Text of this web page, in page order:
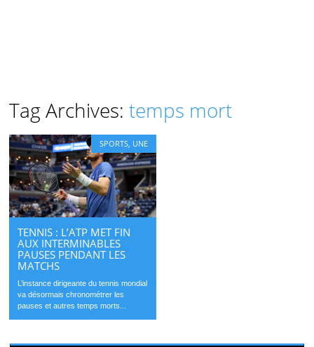
Tag Archives:temps mort
SPORTS UNE
TENNIS : L’ATP MET FIN
AUX INTERMINABLES
PAUSES PENDANT LES
MATCHS
L’instance dirigeante du tennis mondial
va désormais chronométrer les
pauses et autres temps morts...